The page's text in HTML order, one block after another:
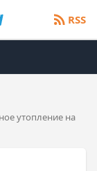
RSS
утопление на